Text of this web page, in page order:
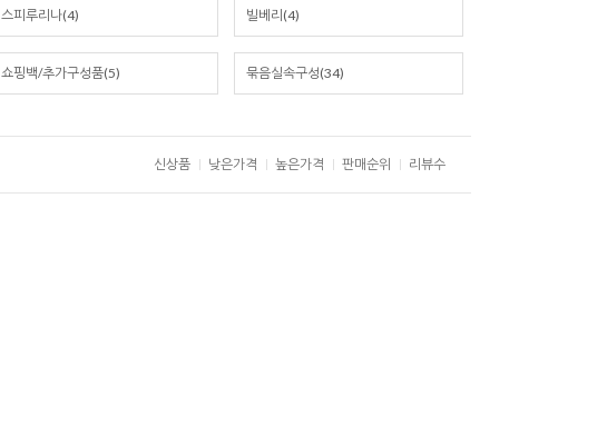
스피루리나(4) 빌베리(4)
쇼핑백/추가구성품(5) 묶음실속구성(34)
신상품 낮은가격 높은가격 판매순위 리뷰수